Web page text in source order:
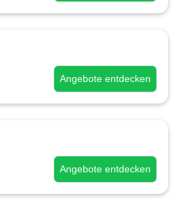
Angebote entdecken
Angebote entdecken